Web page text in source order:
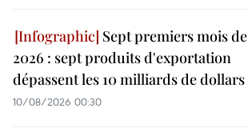
Sept premiers mois de
2026 : sept produits d'exportation
dépassent les 10 milliards de dollars
10/08/2026 00:30